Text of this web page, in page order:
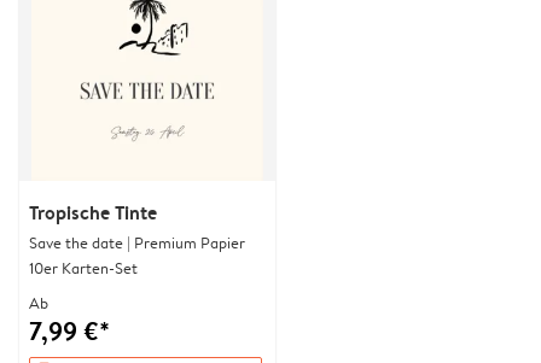
Tropische Tinte
Save the date | Premium Papier
10er Karten-Set
Ab
7,99 €*